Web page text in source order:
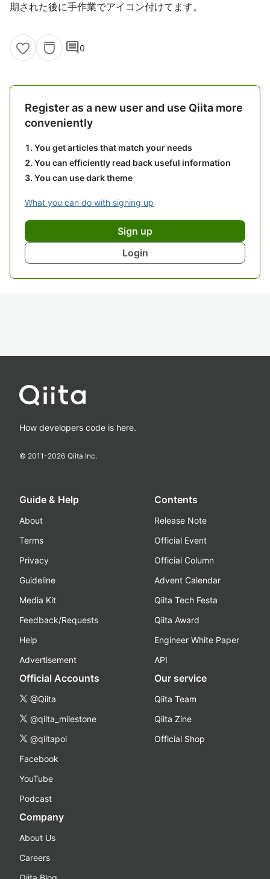
期された後に手作業でアイコン付けてます。
comment0
Register as a new user and use Qiita more
conveniently
You get articles that match your needs
You can efficiently read back useful information
You can use dark theme
What you can do with signing up
Sign up
Login
How developers code is here.
© 2011-2026 Qiita Inc.
Guide & Help
About
Terms
Privacy
Guideline
Media Kit
Feedback/Requests
Help
Advertisement
Contents
Release Note
Official Event
Official Column
Advent Calendar
Qiita Tech Festa
Qiita Award
Engineer White Paper
API
Official Accounts
@Qiita
@qiita_milestone
@qiitapoi
Facebook
YouTube
Podcast
Our service
Qiita Team
Qiita Zine
Official Shop
Company
About Us
Careers